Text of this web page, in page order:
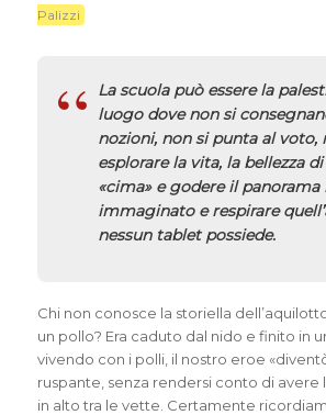
Palizzi
La scuola può essere la
luogo dove non si
nozioni, non si punta al voto,
esplorare la vita, la bellezza
«cima» e godere il panorama
immaginato e respirare
nessun tablet possiede.
Chi non conosce la storiella
un pollo? Era caduto dal nido e finito in
vivendo con i polli, il nostro eroe
ruspante, senza rendersi conto di avere
in alto tra le vette. Certamente